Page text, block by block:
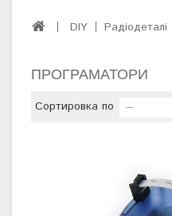
DIY Радіодеталі
ПРОГРАМАТОРИ
Сортировка по --